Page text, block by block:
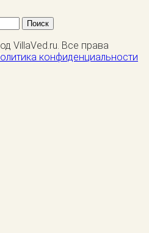
VillaVed.ru. Все права
конфиденциальности